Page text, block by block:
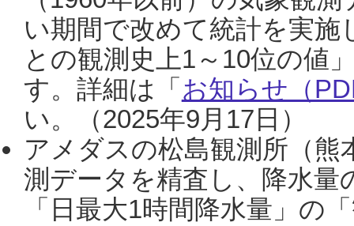
い期間で改めて統計を実
との観測史上1～10位の値
す。詳細は「 お知らせ（
い。（2025年9月17日）
アメダスの松島観測所（熊
測データを精査し、降水
「日最大1時間降水量」の